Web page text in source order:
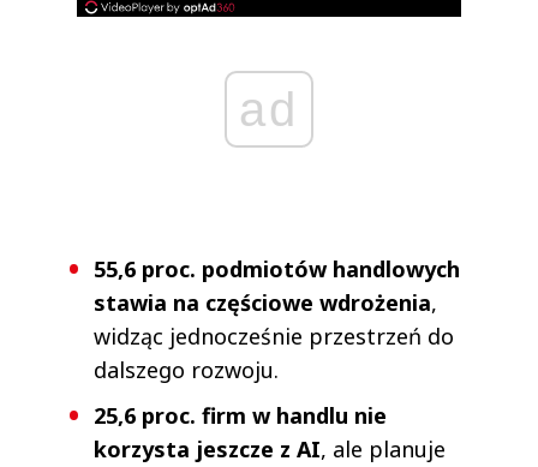
ad
55,6 proc. podmiotów handlowych
stawia na częściowe wdrożenia,
widząc jednocześnie przestrzeń do
dalszego rozwoju.
25,6 proc. firm w handlu nie
korzysta jeszcze z AI, ale planuje